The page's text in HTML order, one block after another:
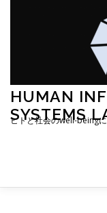
HUMAN
SYSTEMS
ヒトと社会のwell-being